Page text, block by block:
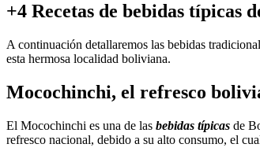
+4 Recetas de bebidas típicas
A continuación detallaremos las bebidas
esta hermosa localidad boliviana.
Mocochinchi, el refresco
El Mocochinchi es una de las bebidas típicas de
refresco nacional, debido a su alto consumo, el